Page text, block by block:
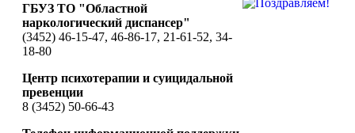
ГБУЗ ТО "Областной
наркологический диспансер"
(3452) 46-15-47, 46-86-17, 21-61-52, 34-
18-80
Центр психотерапии и суицидальной
превенции
8 (3452) 50-66-43